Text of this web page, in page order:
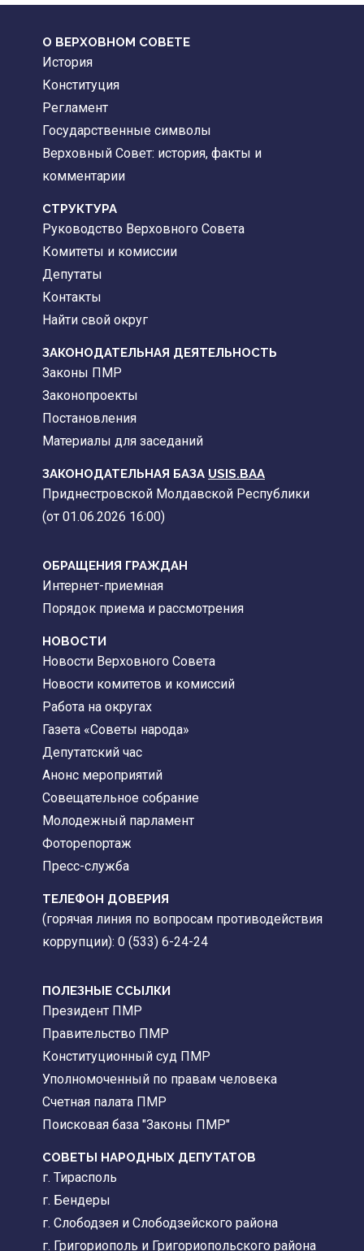
О ВЕРХОВНОМ СОВЕТЕ
История
Конституция
Регламент
Государственные символы
Верховный Совет: история, факты и
комментарии
CТРУКТУРА
Руководство Верховного Совета
Комитеты и комиссии
Депутаты
Контакты
Найти свой округ
ЗАКОНОДАТЕЛЬНАЯ ДЕЯТЕЛЬНОСТЬ
Законы ПМР
Законопроекты
Постановления
Материалы для заседаний
ЗАКОНОДАТЕЛЬНАЯ БАЗА USIS.BAA
Приднестровской Молдавской Республики
(от 01.06.2026 16:00)
ОБРАЩЕНИЯ ГРАЖДАН
Интернет-приемная
Порядок приема и рассмотрения
НОВОСТИ
Новости Верховного Совета
Новости комитетов и комиссий
Работа на округах
Газета «Советы народа»
Депутатский час
Анонс мероприятий
Совещательное собрание
Молодежный парламент
Фоторепортаж
Пресс-служба
ТЕЛЕФОН ДОВЕРИЯ
(горячая линия по вопросам противодействия
коррупции): 0 (533) 6-24-24
ПОЛЕЗНЫЕ ССЫЛКИ
Президент ПМР
Правительство ПМР
Конституционный суд ПМР
Уполномоченный по правам человека
Счетная палата ПМР
Поисковая база "Законы ПМР"
СОВЕТЫ НАРОДНЫХ ДЕПУТАТОВ
г. Тирасполь
г. Бендеры
г. Слободзея и Слободзейского района
г. Григориополь и Григориопольского района